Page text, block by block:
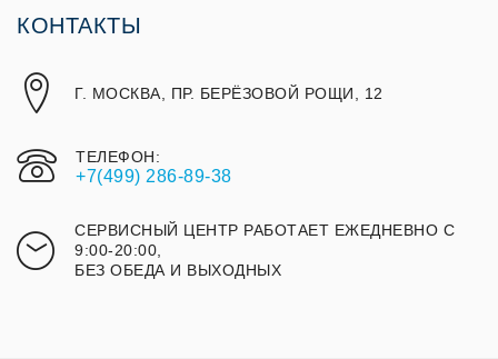
КОНТАКТЫ
Г. МОСКВА, ПР. БЕРЁЗОВОЙ РОЩИ, 12
ТЕЛЕФОН:
+7(499) 286-89-38
СЕРВИСНЫЙ ЦЕНТР РАБОТАЕТ ЕЖЕДНЕВНО С
9:00-20:00,
БЕЗ ОБЕДА И ВЫХОДНЫХ